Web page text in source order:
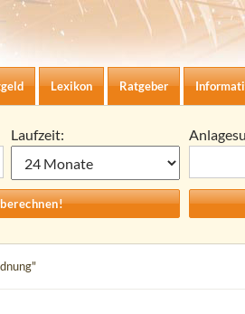
Lexikon Ratgeber
Laufzeit: